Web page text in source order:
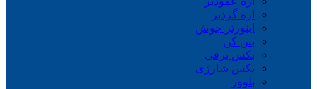
اره گردبر
اینورتر جوش
بتن کن
بکس برقی
بکس شارژی
بلوور